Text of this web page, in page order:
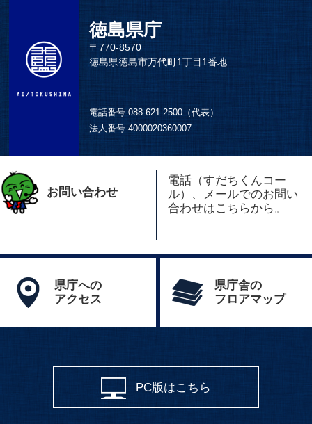
徳島県庁
〒770-8570
徳島県徳島市万代町1丁目1番地
電話番号:088-621-2500（代表）
法人番号:4000020360007
お問い合わせ
電話（すだちくんコー
ル）、メールでのお問い
合わせはこちらから。
県庁への
アクセス
県庁舎の
フロアマップ
PC版はこちら